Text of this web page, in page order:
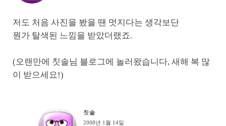
저도 처음 사진을 봤을 땐 멋지다는 생각보단
뭔가 탈색된 느낌을 받았더랬죠.
(오랜만에 칫솔님 블로그에 놀러왔습니다, 새해 복 많
이 받으세요!)
칫솔
2008년 1월 14일